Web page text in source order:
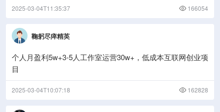
2025-03-04T11:35:37 166054
鞠躬尽瘁精英
个人月盈利5w+3-5人工作室运营30w+，低成本互联网创业项
目
2025-03-04T10:07:18 162828